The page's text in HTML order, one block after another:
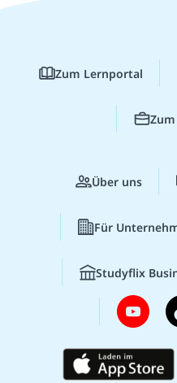
Zum Lernportal
Über uns
Für
Studyflix